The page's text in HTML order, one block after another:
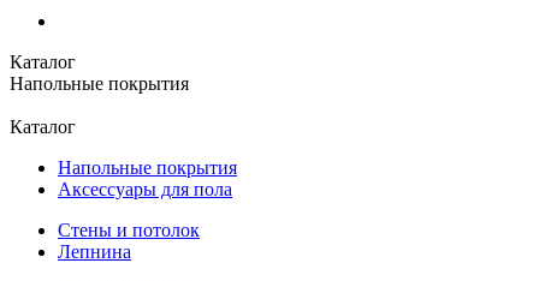
Каталог
Напольные покрытия
Каталог
Напольные покрытия
Аксессуары для пола
Стены и потолок
Лепнина